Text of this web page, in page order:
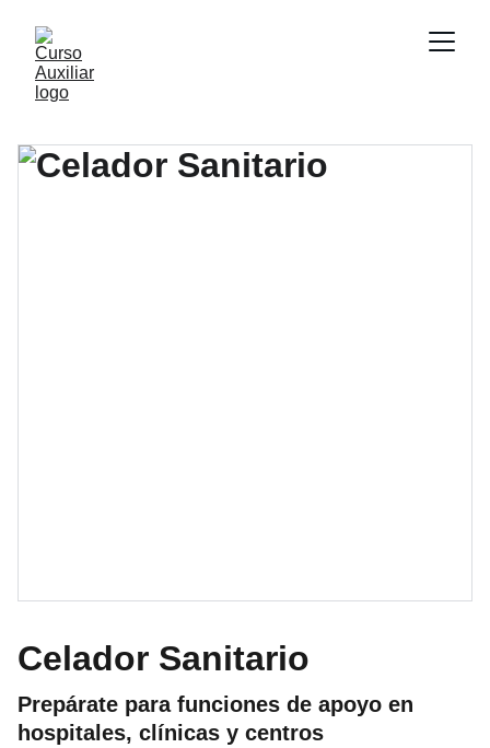
Celador Sanitario
Prepárate para funciones de apoyo en
hospitales, clínicas y centros